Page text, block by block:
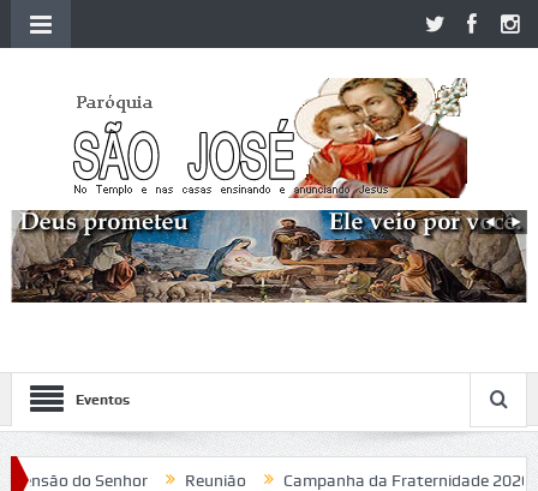
Eventos
do Senhor Reunião Campanha da Fraternidade 2020